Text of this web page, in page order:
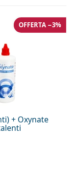
+ Oxynate
OFFERTA −3%